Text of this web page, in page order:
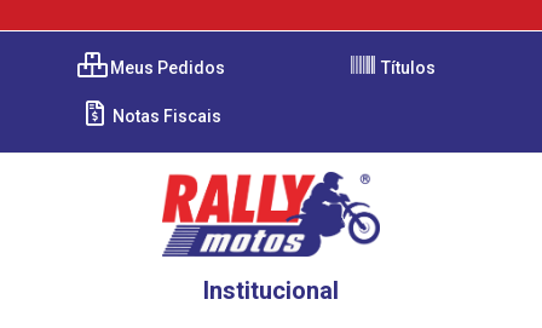
Meus Pedidos Títulos
Notas Fiscais
Institucional